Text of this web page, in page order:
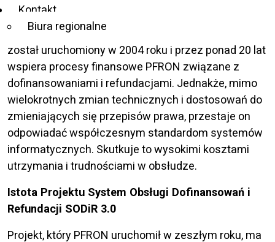
Kontakt
Biura regionalne
refundacji składek na ubezpieczenia społeczne.
SODiR 2.0, z którego obecnie korzysta Fundusz,
został uruchomiony w 2004 roku i przez ponad 20 lat
wspiera procesy finansowe PFRON związane z
dofinansowaniami i refundacjami. Jednakże, mimo
wielokrotnych zmian technicznych i dostosowań do
zmieniających się przepisów prawa, przestaje on
odpowiadać współczesnym standardom systemów
informatycznych. Skutkuje to wysokimi kosztami
utrzymania i trudnościami w obsłudze.
Istota Projektu System Obsługi Dofinansowań i
Refundacji SODiR 3.0
Projekt, który PFRON uruchomił w zeszłym roku, ma